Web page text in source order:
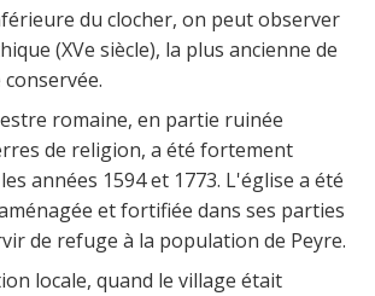
du clocher, on peut observer
(XVe siècle), la plus ancienne de
romaine, en partie ruinée
de religion, a été fortement
années 1594 et 1773. L'église a été
et fortifiée dans ses parties
de refuge à la population de Peyre.
locale, quand le village était